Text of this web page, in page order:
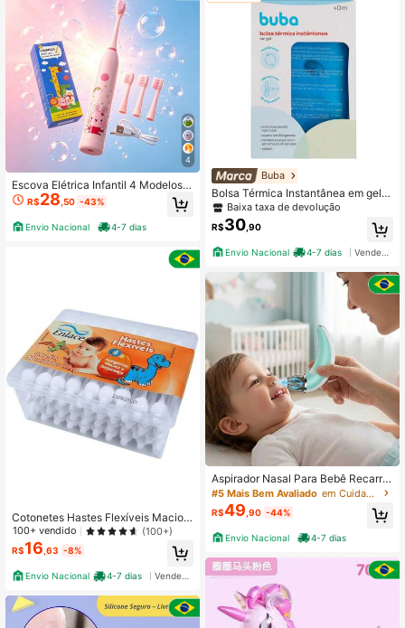
4
Escova Elétrica Infantil 4 Modelos A
nimais USB Recarregável Bateria Fi
xa 4 Cabeças Troca Cerda Macia
R$28 ,50 -43%
Envio Nacional 4-7 dias
Cotonetes Hastes Flexíveis Macio
Recém Nascido - Enlace - 50 Unid
ades
100+ vendido (100+)
R$16 ,63 -8%
Envio Nacional 4-7 dias
Buba
Bolsa Térmica Instantânea em gel A
uto Aquecimento Cólicas Dores Bu
Baixa taxa de devolução
R$30 ,90
Envio Nacional 4-7 dias
Aspirador Nasal Para Bebê Recarre
gável Sucção c/ Bico de Silicone 5
Velocidades
#5 Mais Bem Avaliado em Cuidados com a saúde do bebê
R$49 ,90 -44%
Envio Nacional 4-7 dias